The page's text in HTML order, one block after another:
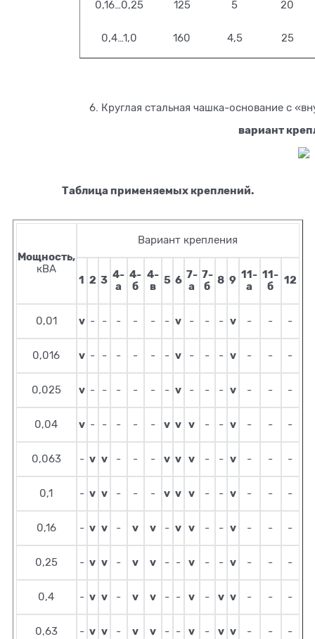
0,16…0,25 125 5 20
0,4…1,0 160 4,5 25
6. Круглая стальная чашка-основание с
вариант
Таблица применяемых креплений.
Мощность,
кВА
Вариант крепления
1 2 3 4-
а
4-
б
4-
в
5 6 7-
а
7-
б 8 9 11-
а
11-
б
12
0,01 v - - - - - - v - - - v - - -
0,016 v - - - - - - v - - - v - - -
0,025 v - - - - - - v - - - v - - -
0,04 v - - - - - v v v - - v - - -
0,063 - v v - - - v v v - - v - - -
0,1 - v v - - - v v v - - v - - -
0,16 - v v - v v - v v - - v - - -
0,25 - v v - v v - - v - - v - - -
0,4 - v v - v v - - v - v v - - -
0,63 - v v - v v - - v - v v - - -